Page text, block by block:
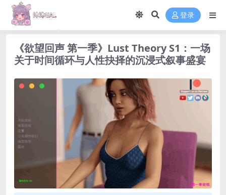
登录
《欲望回声 第一季》Lust Theory S1：一场
关于时间循环与人性抉择的沉浸式叙事盛宴